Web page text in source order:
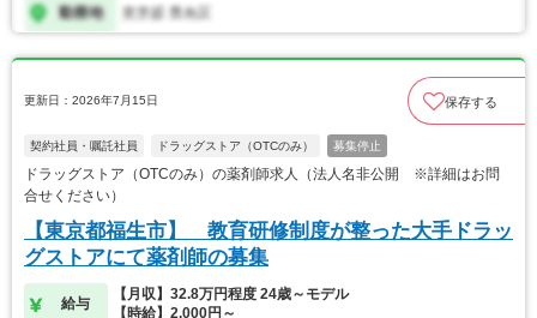
更新日：2026年7月15日 保存する
契約社員・嘱託社員 ドラッグストア（OTCのみ） 募集停止
ドラッグストア（OTCのみ）の薬剤師求人（法人名非公開 ※詳細はお問
合せください）
【東京都福生市】 教育研修制度が整った大手ドラッ
グストアにて薬剤師の募集
給与
【月収】32.8万円程度 24歳～モデル
【時給】2,000円～